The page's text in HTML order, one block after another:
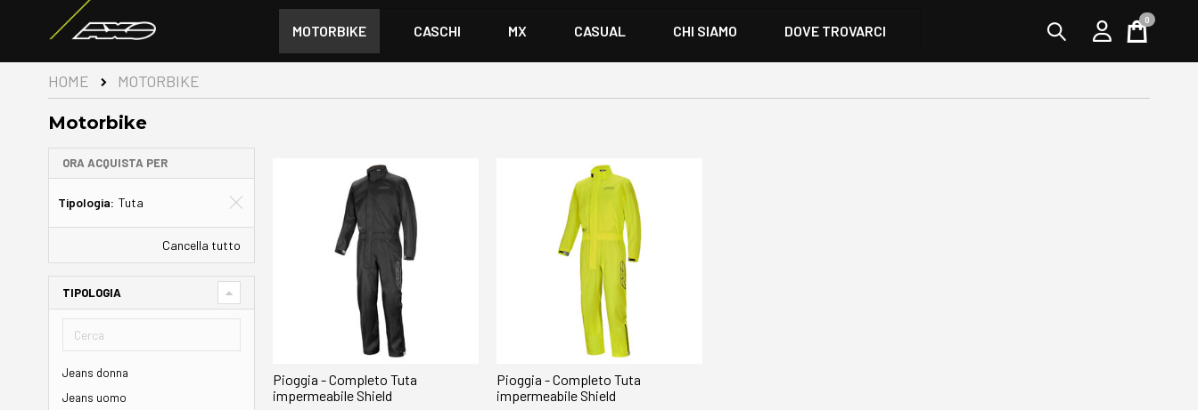
MOTORBIKE CASCHI MX CASUAL CHI SIAMO DOVE TROVARCI Cart
0
HOME MOTORBIKE
Motorbike
Pioggia - Completo Tuta
impermeabile Shield
Pioggia - Completo Tuta
impermeabile Shield
ORA ACQUISTA PER
Tipologia Tuta
Cancella tutto
TIPOLOGIA
Jeans donna
Jeans uomo